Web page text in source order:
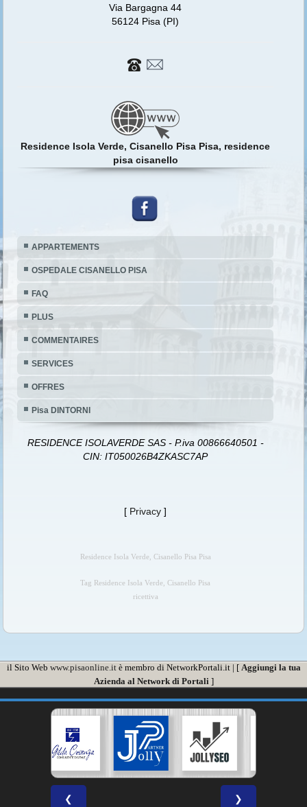
Via Bargagna 44
56124 Pisa (PI)
Residence Isola Verde, Cisanello Pisa Pisa, residence
pisa cisanello
APPARTEMENTS
OSPEDALE CISANELLO PISA
FAQ
PLUS
COMMENTAIRES
SERVICES
OFFRES
Pisa DINTORNI
RESIDENCE ISOLAVERDE SAS - P.iva 00866640501 -
CIN: IT050026B4ZKASC7AP
[ Privacy ]
Residence Isola Verde, Cisanello Pisa Pisa
Tag Residence Isola Verde, Cisanello Pisa
ricettiva
il Sito Web www.pisaonline.itè membro di NetworkPortali.it | [ Aggiungi la tua
Azienda al Network di Portali]
❮ ❯